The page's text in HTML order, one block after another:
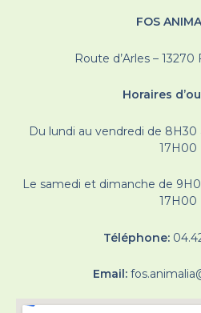
FOS
Route d’Arles – 13270
Horaires
Du lundi au vendredi de
17H00
Le samedi et dimanche de
17H00
Téléphone:
Email: